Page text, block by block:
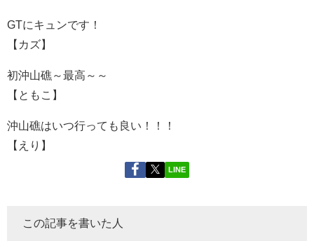
GTにキュンです！
【カズ】
初沖山礁～最高～～
【ともこ】
沖山礁はいつ行っても良い！！！
【えり】
LINE
この記事を書いた人